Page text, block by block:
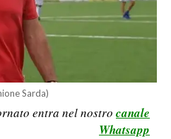
Sarda)
entra nel nostro canale
Whatsapp